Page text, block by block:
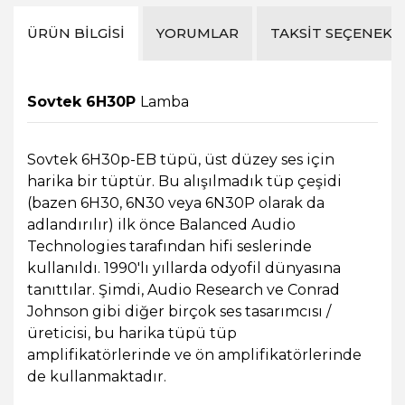
ÜRÜN BILGISI YORUMLAR TAKSIT
Sovtek 6H30P Lamba
Sovtek 6H30p-EB tüpü, üst düzey ses için
harika bir tüptür. Bu alışılmadık tüp çeşidi
(bazen 6H30, 6N30 veya 6N30P olarak da
adlandırılır) ilk önce Balanced Audio
Technologies tarafından hifi seslerinde
kullanıldı. 1990'lı yıllarda odyofil dünyasına
tanıttılar. Şimdi, Audio Research ve Conrad
Johnson gibi diğer birçok ses tasarımcısı /
üreticisi, bu harika tüpü tüp
amplifikatörlerinde ve ön amplifikatörlerinde
de kullanmaktadır.